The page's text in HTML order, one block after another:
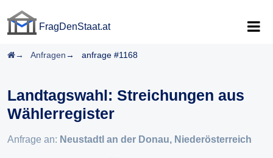
FragDenStaat.at
Startseite
Anfragen anfrage #1168
Landtagswahl: Streichungen aus
Wählerregister
Anfrage an: Neustadtl an der Donau, Niederösterreich